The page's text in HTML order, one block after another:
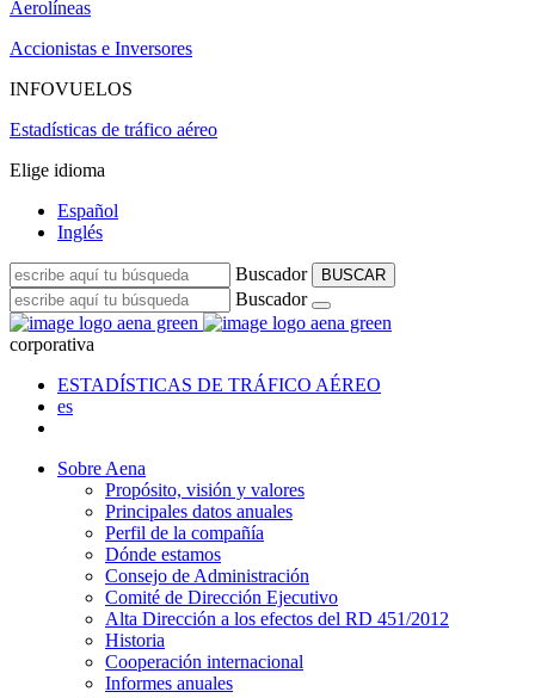
Aerolíneas
Accionistas e Inversores
INFOVUELOS
Estadísticas de tráfico aéreo
Elige idioma
Español
Inglés
Buscador BUSCAR
Buscador
corporativa
ESTADÍSTICAS DE TRÁFICO AÉREO
es
Sobre Aena
Propósito, visión y valores
Principales datos anuales
Perfil de la compañía
Dónde estamos
Consejo de Administración
Comité de Dirección Ejecutivo
Alta Dirección a los efectos del RD 451/2012
Historia
Cooperación internacional
Informes anuales